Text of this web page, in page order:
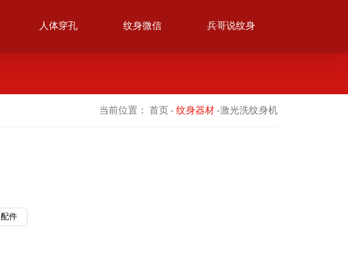
人体穿孔 纹身微信 兵哥说纹身
当前位置： 首页- 纹身器材-激光洗纹身机
配件